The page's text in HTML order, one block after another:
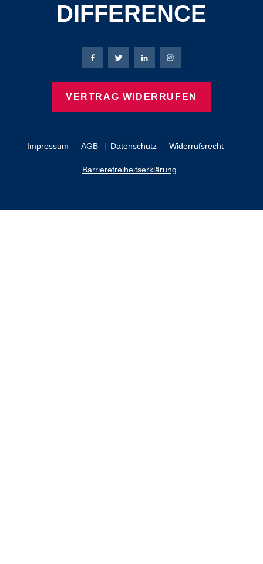
DIFFERENCE
Impressum AGB Datenschutz Widerrufsrecht
Barrierefreiheitserklärung
Bierbaum-Proenen Facebook-Seite
Bierbaum-Proenen Twitter Seite
Bierbaum-Proenen LinkedIn
Bierbaum-Proenen
VERTRAG WIDERRUFEN